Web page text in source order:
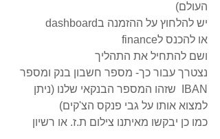
העולם)
יש להלחוץ על ההזמנה בdashboard
או להכנס לfinance
ושם להתחיל את התהליך
נצטרך עבור כך- מספר חשבון בנק ומספר
IBAN  שזהו המספר הבנקאי שלנו (ניתן
למצוא אותו על גבי פנקס הצ'קים)
כמו כן יבקשו מאיתנו צילום ת.ז. או רשיון